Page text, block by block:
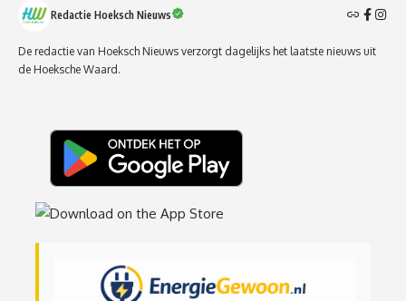
Redactie Hoeksch Nieuws
De redactie van Hoeksch Nieuws verzorgt dagelijks het laatste nieuws uit
de Hoeksche Waard.